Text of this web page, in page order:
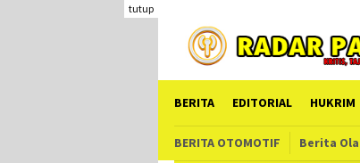
konten
tutup
BERITA EDITORIAL HUKRIM
BERITA OTOMOTIF Berita